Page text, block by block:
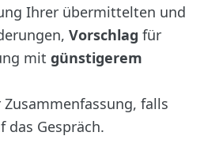
Ihrer übermittelten und
Vorschlag für
mit günstigerem
falls
Gespräch.